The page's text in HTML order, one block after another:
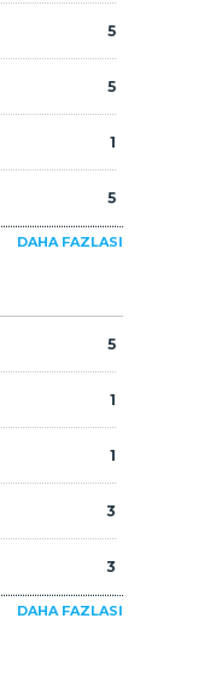
5
5
5
1
5
DAHA FAZLASI
5
1
1
3
3
DAHA FAZLASI